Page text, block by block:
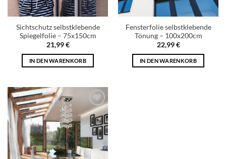
Sichtschutz selbstklebende
Spiegelfolie – 75x150cm
21,99€
IN DEN WARENKORB
Fensterfolie selbstklebende
Tönung – 100x200cm
22,99€
IN DEN WARENKORB
Add to
wishlist